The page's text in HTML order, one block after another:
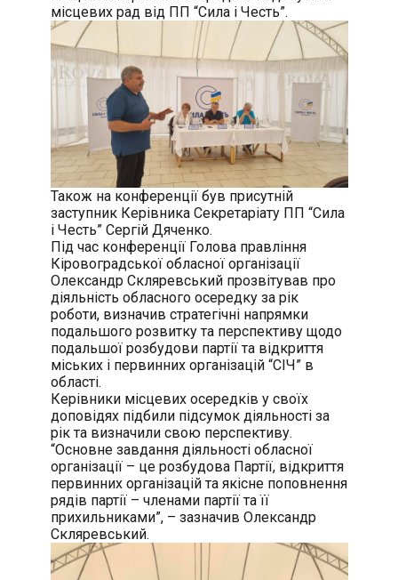
місцевих рад від ПП “Сила і Честь”.
Також на конференції був присутній
заступник Керівника Секретаріату ПП “Сила
і Честь” Сергій Дяченко.
Під час конференції Голова правління
Кіровоградської обласної організації
Олександр Скляревський прозвітував про
діяльність обласного осередку за рік
роботи, визначив стратегічні напрямки
подальшого розвитку та перспективу щодо
подальшої розбудови партії та відкриття
міських і первинних організацій “СІЧ” в
області.
Керівники місцевих осередків у своїх
доповідях підбили підсумок діяльності за
рік та визначили свою перспективу.
“Основне завдання діяльності обласної
організації – це розбудова Партії, відкриття
первинних організацій та якісне поповнення
рядів партії – членами партії та її
прихильниками”, – зазначив Олександр
Скляревський.